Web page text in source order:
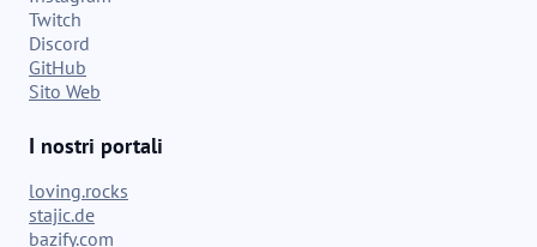
Twitch
Discord
GitHub
Sito Web
I nostri portali
loving.rocks
stajic.de
bazify.com